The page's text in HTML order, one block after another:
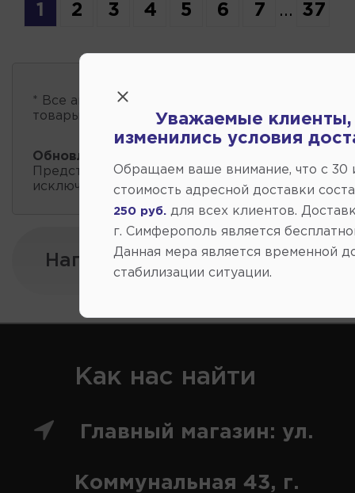
1 2 3 4 5 6 7 ... 37
* Все автозапчасти
товары проходит несколько раз в сутки.
Обновление остатков и цен:
Представленные данные о запчастях на этой
исключительно информационный характер.
Напишите нам:
Как нас найти
Главный магазин: ул.
Коммунальная 43, г.
Уважаемые клиенты,
изменились условия
Обращаем ваше внимание, что c 30
стоимость адресной доставки
250 руб. для всех клиентов.
г. Симферополь является
Данная мера является временной
стабилизации ситуации.